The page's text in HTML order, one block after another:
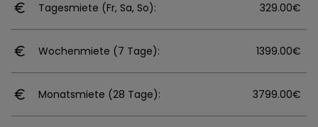
Tagesmiete (Fr, Sa, So): 329.00€
Wochenmiete (7 Tage): 1399.00€
Monatsmiete (28 Tage): 3799.00€